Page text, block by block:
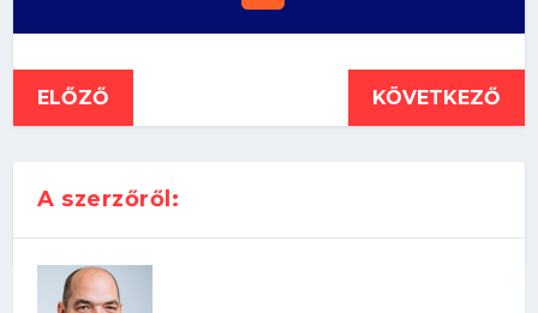
ELŐZŐ KÖVETKEZŐ
A szerzőről: